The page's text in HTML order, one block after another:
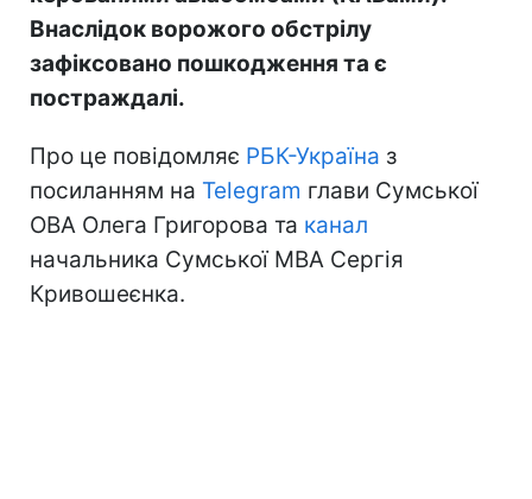
Внаслідок ворожого обстрілу
зафіксовано пошкодження та є
постраждалі.
Про це повідомляє РБК-Україна з
посиланням на Telegram глави Сумської
ОВА Олега Григорова та канал
начальника Сумської МВА Сергія
Кривошеєнка.